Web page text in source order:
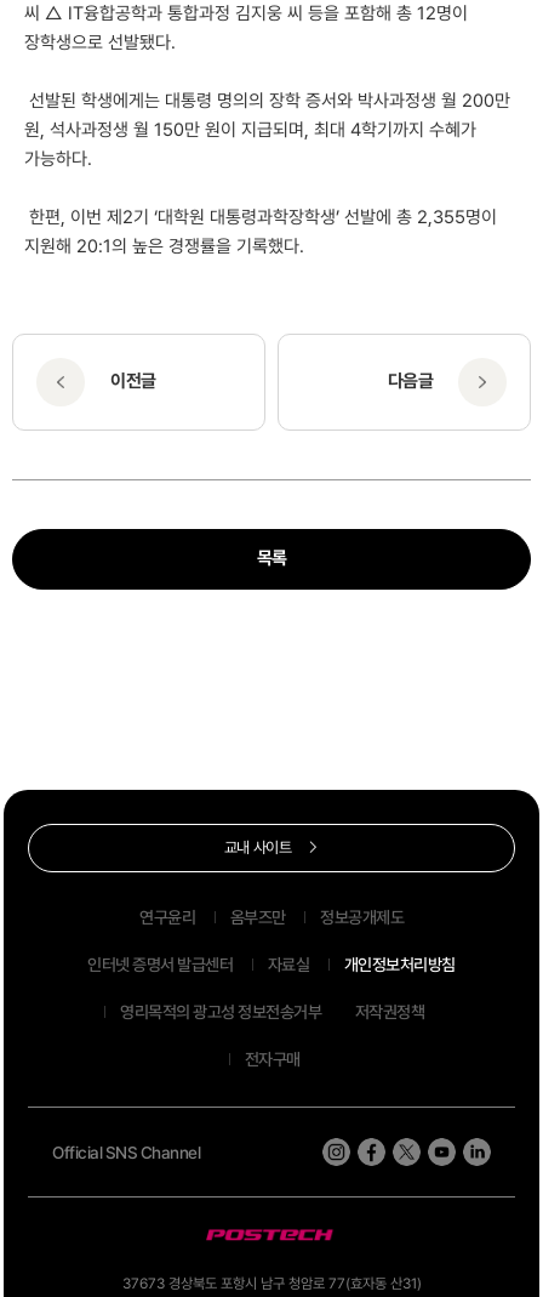
씨 △ IT융합공학과 통합과정 김지웅 씨 등을 포함해 총 12명이
장학생으로 선발됐다.
선발된 학생에게는 대통령 명의의 장학 증서와 박사과정생 월 200만
원, 석사과정생 월 150만 원이 지급되며, 최대 4학기까지 수혜가
가능하다.
한편, 이번 제2기 ‘대학원 대통령과학장학생’ 선발에 총 2,355명이
지원해 20:1의 높은 경쟁률을 기록했다.
이전글 다음글
목록
37673 경상북도 포항시 남구 청암로 77(효자동 산31)
Official SNS Channel
연구윤리 옴부즈만 정보공개제도
인터넷 증명서 발급센터 자료실 개인정보처리방침
영리목적의 광고성 정보전송거부 저작권정책
전자구매
교내 사이트